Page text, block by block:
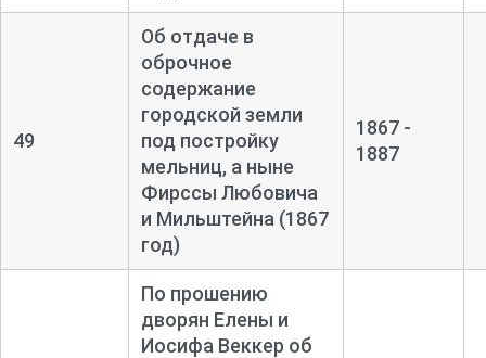
49
Об отдаче в
оброчное
содержание
городской земли
под постройку
мельниц, а ныне
Фирссы Любовича
и Мильштейна (1867
год)
1867 -
1887
По прошению
дворян Елены и
Иосифа Веккер об